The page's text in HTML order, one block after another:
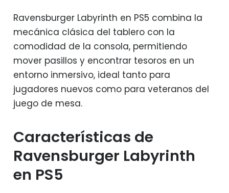
Ravensburger Labyrinth en PS5 combina la
mecánica clásica del tablero con la
comodidad de la consola, permitiendo
mover pasillos y encontrar tesoros en un
entorno inmersivo, ideal tanto para
jugadores nuevos como para veteranos del
juego de mesa.
Características de
Ravensburger Labyrinth
en PS5